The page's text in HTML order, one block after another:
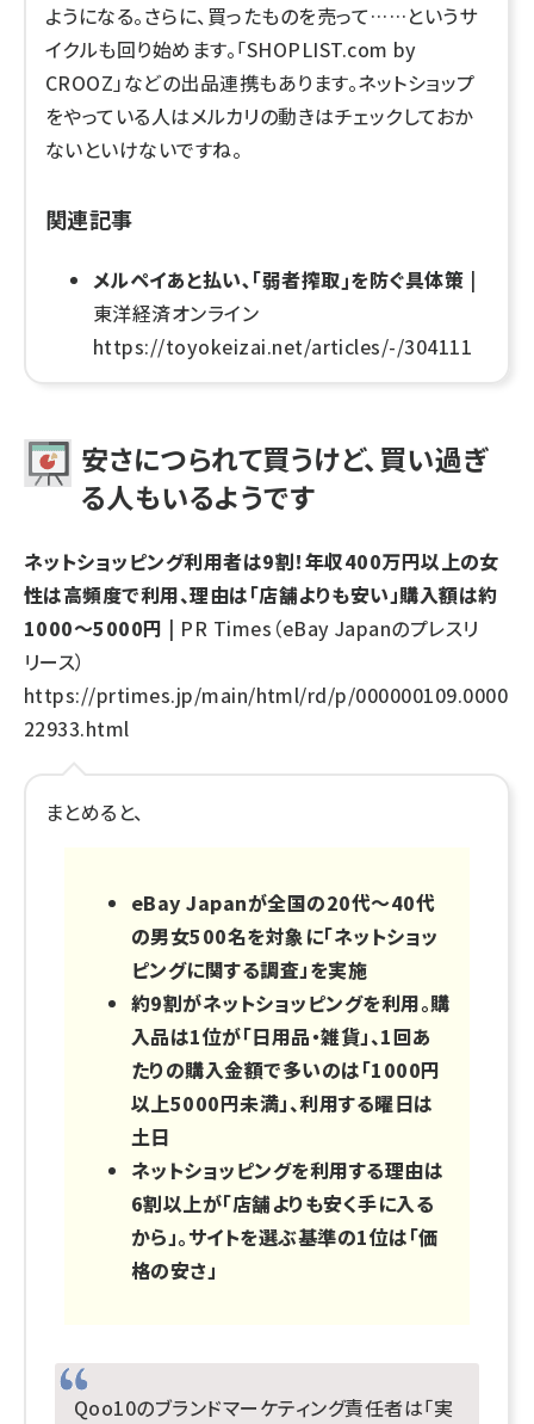
ようになる。さらに、買ったものを売って……というサ
イクルも回り始めます。「SHOPLIST.com by
CROOZ」などの出品連携もあります。ネットショップ
をやっている人はメルカリの動きはチェックしておか
ないといけないですね。
関連記事
メルペイあと払い､｢弱者搾取｣を防ぐ具体策 |
東洋経済オンライン
https://toyokeizai.net/articles/-/304111
安さにつられて買うけど、買い過ぎ
る人もいるようです
ネットショッピング利用者は9割！年収400万円以上の女
性は高頻度で利用、理由は「店舗よりも安い」購入額は約
1000～5000円 | PR Times（eBay Japanのプレスリ
リース）
https://prtimes.jp/main/html/rd/p/000000109.0000
22933.html
まとめると、
eBay Japanが全国の20代～40代
の男女500名を対象に「ネットショッ
ピングに関する調査」を実施
約9割がネットショッピングを利用。購
入品は1位が「日用品・雑貨」、1回あ
たりの購入金額で多いのは「1000円
以上5000円未満」、利用する曜日は
土日
ネットショッピングを利用する理由は
6割以上が「店舗よりも安く手に入る
から」。サイトを選ぶ基準の1位は「価
格の安さ」
Qoo10のブランドマーケティング責任者は「実